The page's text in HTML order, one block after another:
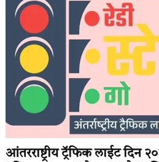
आंतरराष्ट्रीय ट्रॅफिक लाईट दिन